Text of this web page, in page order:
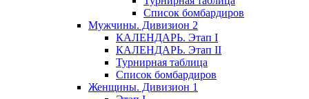
Список бомбардиров
Мужчины. Дивизион 2
КАЛЕНДАРЬ. Этап I
КАЛЕНДАРЬ. Этап II
Турнирная таблица
Список бомбардиров
Женщины. Дивизион 1